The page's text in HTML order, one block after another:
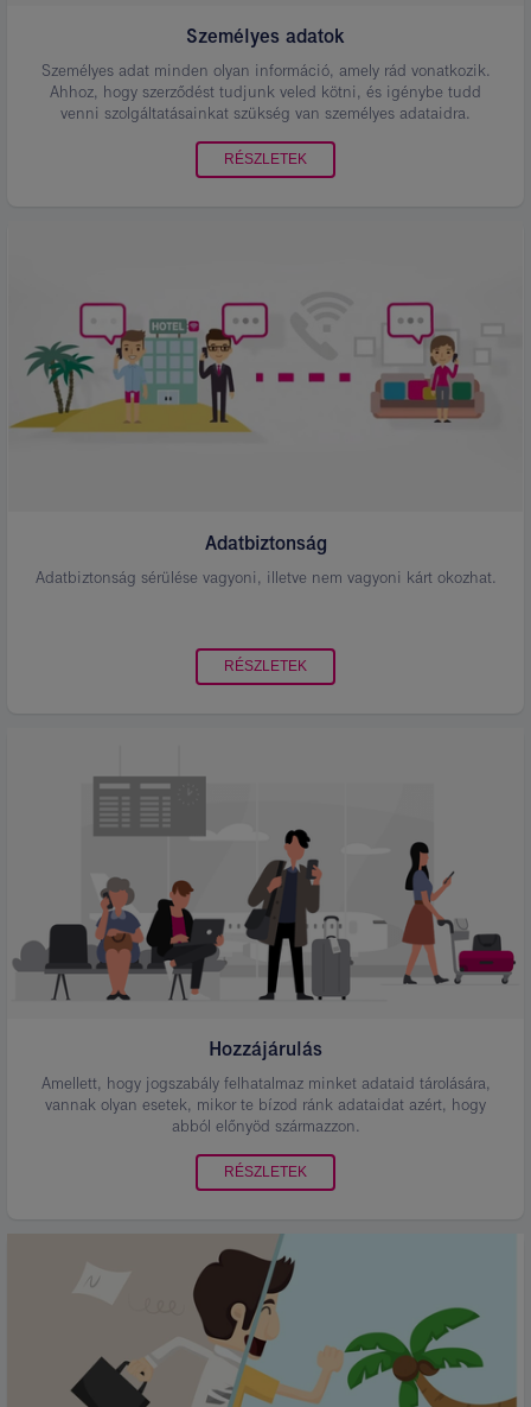
Személyes adatok
Személyes adat minden olyan információ, amely rád vonatkozik.
Ahhoz, hogy szerződést tudjunk veled kötni, és igénybe tudd
venni szolgáltatásainkat szükség van személyes adataidra.
RÉSZLETEK
Adatbiztonság
Adatbiztonság sérülése vagyoni, illetve nem vagyoni kárt okozhat.
RÉSZLETEK
Hozzájárulás
Amellett, hogy jogszabály felhatalmaz minket adataid tárolására,
vannak olyan esetek, mikor te bízod ránk adataidat azért, hogy
abból előnyöd származzon.
RÉSZLETEK